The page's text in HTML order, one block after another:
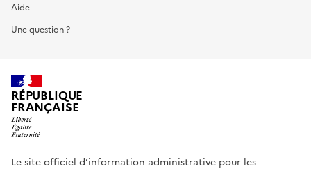
Aide
Une question ?
RÉPUBLIQUE
FRANÇAISE
Le site officiel d’information administrative pour les